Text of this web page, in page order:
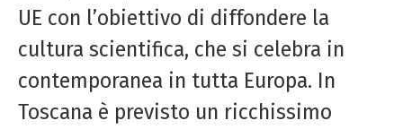
UE con l’obiettivo di diffondere la
cultura scientifica, che si celebra in
contemporanea in tutta Europa. In
Toscana è previsto un ricchissimo